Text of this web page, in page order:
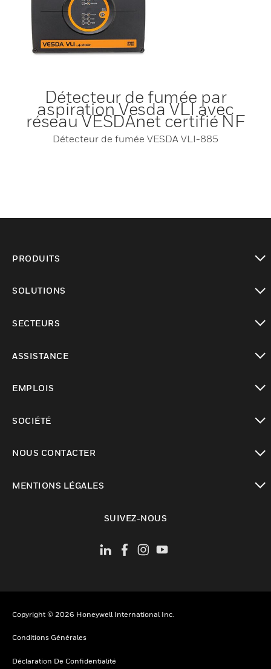
Détecteur de fumée par
aspiration Vesda VLI avec
réseau VESDAnet certifié NF
Détecteur de fumée VESDA VLI-885
PRODUITS
SOLUTIONS
SECTEURS
ASSISTANCE
EMPLOIS
SOCIÉTÉ
NOUS CONTACTER
MENTIONS LÉGALES
SUIVEZ-NOUS
Copyright © 2026 Honeywell International Inc.
Conditions Générales
Déclaration De Confidentialité